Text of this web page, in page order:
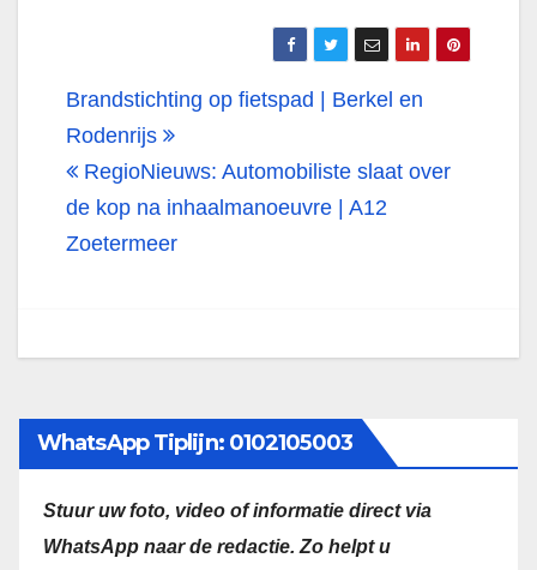
Bericht
navigatie
Brandstichting op fietspad | Berkel en
Rodenrijs
RegioNieuws: Automobiliste slaat over
de kop na inhaalmanoeuvre | A12
Zoetermeer
WhatsApp Tiplijn: 0102105003
Stuur uw foto, video of informatie direct via
WhatsApp naar de redactie. Zo helpt u